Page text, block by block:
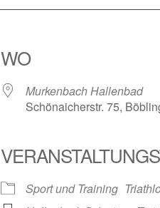
WO
Murkenbach Hallenbad
Schönaicherstr. 75,
Sport und Training